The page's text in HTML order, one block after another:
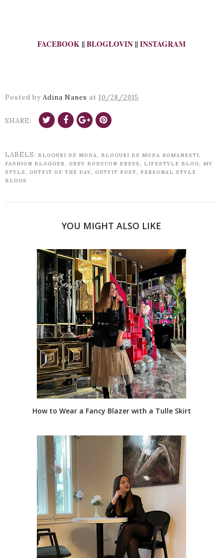
FACEBOOK ||BLOGLOVIN ||INSTAGRAM
Posted by Adina Nanes at 10/28/2015
SHARE:
LABELS: BLOGURI DE MODA, BLOGURI DE MODA ROMANESTI,
FASHION BLOGGER, GREY BODYCON DRESS , LIFESTYLE BLOG, MY
STYLE , OUTFIT OF THE DAY, OUTFIT POST, PERSONAL STYLE
BLOGS
YOU MIGHT ALSO LIKE
How to Wear a Fancy Blazer with a Tulle Skirt